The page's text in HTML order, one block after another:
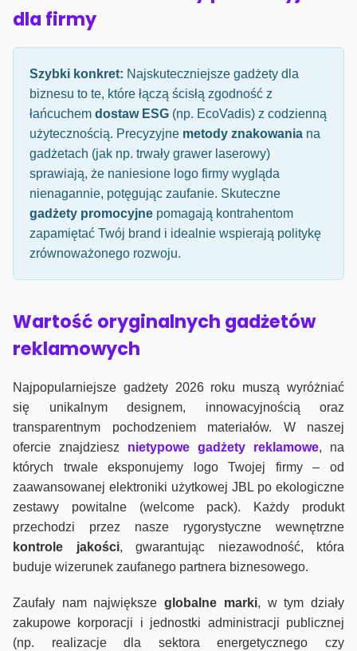
dla firmy
Szybki konkret: Najskuteczniejsze gadżety dla
biznesu to te, które łączą ścisłą zgodność z
łańcuchem dostaw ESG (np. EcoVadis) z codzienną
użytecznością. Precyzyjne metody znakowania na
gadżetach (jak np. trwały grawer laserowy)
sprawiają, że naniesione logo firmy wygląda
nienagannie, potęgując zaufanie. Skuteczne
gadżety promocyjne pomagają kontrahentom
zapamiętać Twój brand i idealnie wspierają politykę
zrównoważonego rozwoju.
Wartość oryginalnych gadżetów
reklamowych
Najpopularniejsze gadżety 2026 roku muszą wyróżniać
się unikalnym designem, innowacyjnością oraz
transparentnym pochodzeniem materiałów. W naszej
ofercie znajdziesz nietypowe gadżety reklamowe, na
których trwale eksponujemy logo Twojej firmy – od
zaawansowanej elektroniki użytkowej JBL po ekologiczne
zestawy powitalne (welcome pack). Każdy produkt
przechodzi przez nasze rygorystyczne wewnętrzne
kontrole jakości, gwarantując niezawodność, która
buduje wizerunek zaufanego partnera biznesowego.
Zaufały nam największeglobalne marki, w tym działy
zakupowe korporacji i jednostki administracji publicznej
(np. realizacje dla sektora energetycznego czy